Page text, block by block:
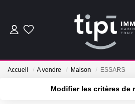
ACHETER
Accueil A vendre Maison ESSARS
Modifier les critères de